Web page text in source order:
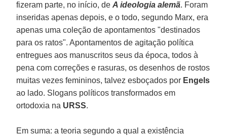
fizeram parte, no início, deA ideologia alemã. Foram
inseridas apenas depois, e o todo, segundo Marx, era
apenas uma coleção de apontamentos "destinados
para os ratos". Apontamentos de agitação política
entregues aos manuscritos seus da época, todos à
pena com correções e rasuras, os desenhos de rostos
muitas vezes femininos, talvez esboçados por Engels
ao lado. Slogans políticos transformados em
ortodoxia na URSS.
Em suma: a teoria segundo a qual a existência